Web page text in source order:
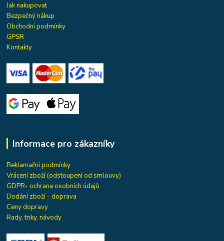
Jak nakupovat
Bezpečný nákup
Obchodní podmínky
GPSR
Kontakty
Informace pro zákazníky
Reklamační podmínky
Vrácení zboží (odstoupení od smlouvy)
GDPR- ochrana osobních údajů
Dodání zboží - doprava
Ceny dopravy
Rady, triky, návody